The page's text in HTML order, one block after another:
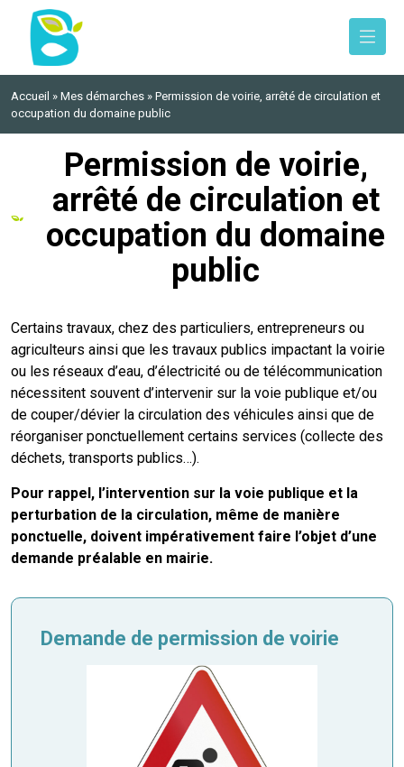
des Jeunes
municipaux
informatique
sur la commune
Postaux
d’urbanisme
voirie, arrêté de circulation et
et danse
Accueil » Mes démarches » Permission de voirie, arrêté de circulation et
occupation du domaine public
Permission de voirie,
arrêté de circulation et
occupation du domaine
public
Certains travaux, chez des particuliers, entrepreneurs ou
agriculteurs ainsi que les travaux publics impactant la voirie
ou les réseaux d’eau, d’électricité ou de télécommunication
nécessitent souvent d’intervenir sur la voie publique et/ou
de couper/dévier la circulation des véhicules ainsi que de
réorganiser ponctuellement certains services (collecte des
déchets, transports publics…).
Pour rappel, l’intervention sur la voie publique et la
perturbation de la circulation, même de manière
ponctuelle, doivent impérativement faire l’objet d’une
demande préalable en mairie.
Demande de permission de voirie